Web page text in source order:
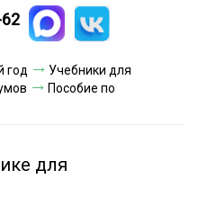
год
Учебники для
Пособие по
для